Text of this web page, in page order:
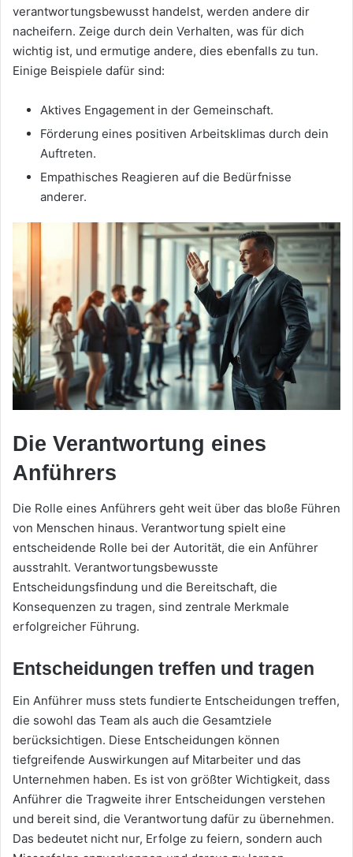
verantwortungsbewusst handelst, werden andere dir
nacheifern. Zeige durch dein Verhalten, was für dich
wichtig ist, und ermutige andere, dies ebenfalls zu tun.
Einige Beispiele dafür sind:
Aktives Engagement in der Gemeinschaft.
Förderung eines positiven Arbeitsklimas durch dein
Auftreten.
Empathisches Reagieren auf die Bedürfnisse
anderer.
Die Verantwortung eines
Anführers
Die Rolle eines Anführers geht weit über das bloße Führen
von Menschen hinaus. Verantwortung spielt eine
entscheidende Rolle bei der Autorität, die ein Anführer
ausstrahlt. Verantwortungsbewusste
Entscheidungsfindung und die Bereitschaft, die
Konsequenzen zu tragen, sind zentrale Merkmale
erfolgreicher Führung.
Entscheidungen treffen und tragen
Ein Anführer muss stets fundierte Entscheidungen treffen,
die sowohl das Team als auch die Gesamtziele
berücksichtigen. Diese Entscheidungen können
tiefgreifende Auswirkungen auf Mitarbeiter und das
Unternehmen haben. Es ist von größter Wichtigkeit, dass
Anführer die Tragweite ihrer Entscheidungen verstehen
und bereit sind, die Verantwortung dafür zu übernehmen.
Das bedeutet nicht nur, Erfolge zu feiern, sondern auch